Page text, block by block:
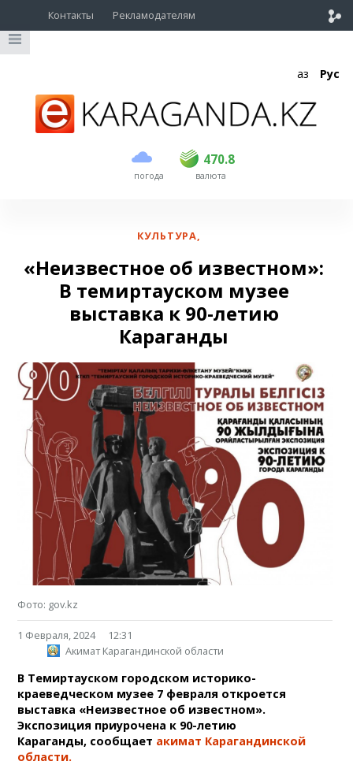
Контакты Рекламодателям
Қаз Рус
погода
470.8
USD 468.5 470.8
EUR валюта
КУЛЬТУРА,
«Неизвестное об известном»:
В темиртауском музее
выставка к 90-летию
Караганды
Фото: gov.kz
1 Февраля, 2024
12:31
Акимат Карагандинской области
В Темиртауском городском историко-
краеведческом музее 7 февраля откроется
выставка «Неизвестное об известном».
Экспозиция приурочена к 90-летию
Караганды, сообщает акимат Карагандинской
области.